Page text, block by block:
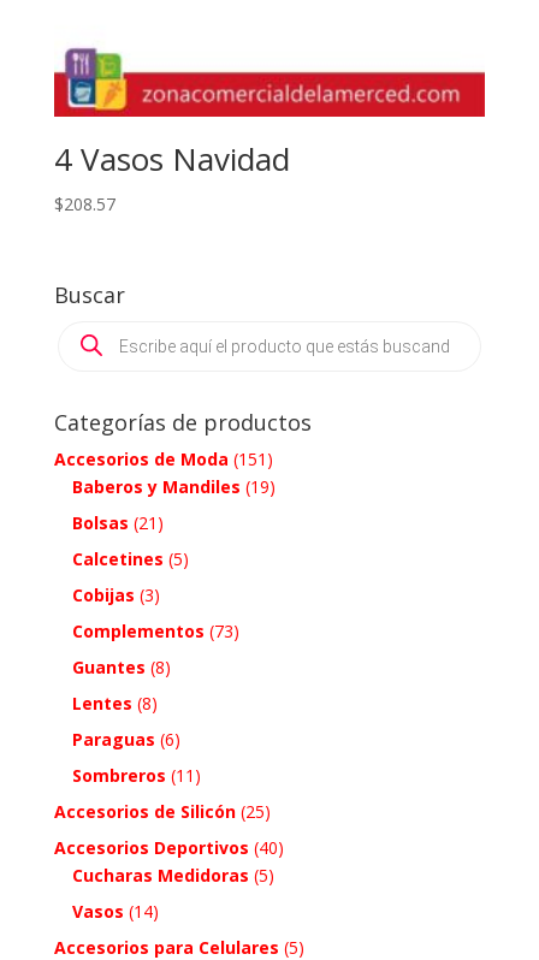
4 Vasos Navidad
$208.57
Buscar
Products
search
Categorías de productos
Accesorios de Moda (151)
Baberos y Mandiles (19)
Bolsas (21)
Calcetines (5)
Cobijas (3)
Complementos (73)
Guantes (8)
Lentes (8)
Paraguas (6)
Sombreros (11)
Accesorios de Silicón (25)
Accesorios Deportivos (40)
Cucharas Medidoras (5)
Vasos (14)
Accesorios para Celulares (5)